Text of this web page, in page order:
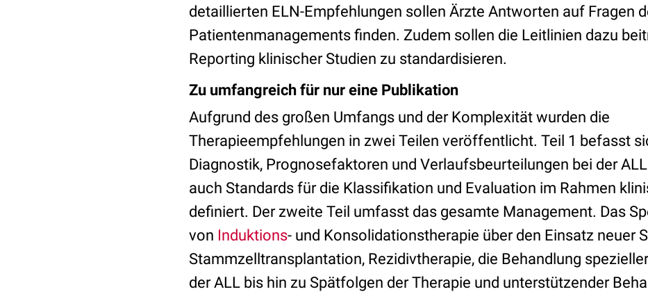
detaillierten ELN-Empfehlungen sollen Ärzte Antworten auf Fragen
Patientenmanagements finden. Zudem sollen die Leitlinien dazu
Reporting klinischer Studien zu standardisieren.
Zu umfangreich für nur eine Publikation
Aufgrund des großen Umfangs und der Komplexität wurden die
Therapieempfehlungen in zwei Teilen veröffentlicht. Teil 1 befasst
Diagnostik, Prognosefaktoren und Verlaufsbeurteilungen bei der
auch Standards für die Klassifikation und Evaluation im Rahmen
definiert. Der zweite Teil umfasst das gesamte Management. Das
von Induktions- und Konsolidationstherapie über den Einsatz neuer
Stammzelltransplantation, Rezidivtherapie, die Behandlung
der ALL bis hin zu Spätfolgen der Therapie und unterstützender